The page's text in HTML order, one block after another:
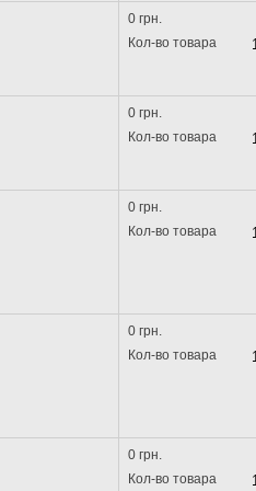
0 грн.
Кол-во товара
0 грн.
Кол-во товара
0 грн.
Кол-во товара
0 грн.
Кол-во товара
0 грн.
Кол-во товара